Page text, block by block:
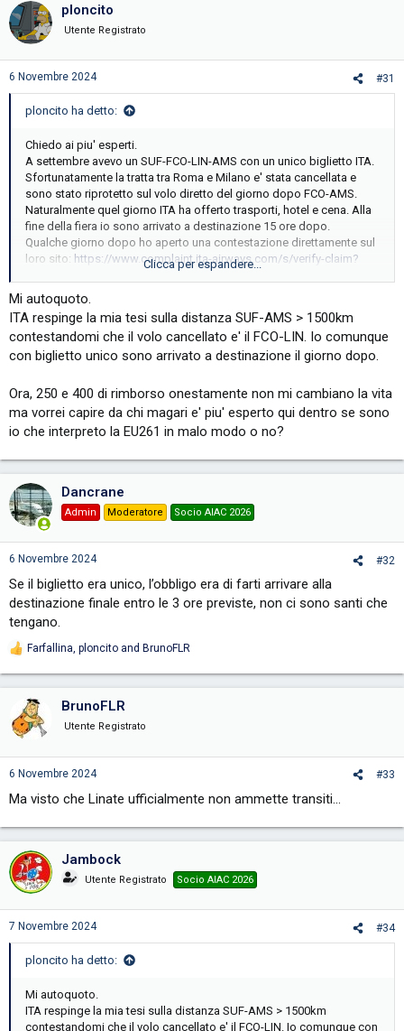
ploncito
Utente Registrato
6 Novembre 2024 #31
ploncito ha detto:
Chiedo ai piu' esperti.
A settembre avevo un SUF-FCO-LIN-AMS con un unico biglietto ITA.
Sfortunatamente la tratta tra Roma e Milano e' stata cancellata e
sono stato riprotetto sul volo diretto del giorno dopo FCO-AMS.
Naturalmente quel giorno ITA ha offerto trasporti, hotel e cena. Alla
fine della fiera io sono arrivato a destinazione 15 ore dopo.
Qualche giorno dopo ho aperto una contestazione direttamente sul
loro sito: https://www.complaint.ita-airways.com/s/verify-claim?
Mi hanno risposto in tempi molto rapidi via email offrendomi 250
euro. Ho gentilmente fatto presente che la distanza SUF-AMS e'
oltre 1500km e la normativa prevede 400 euro. Da allora silenzio
assoluto nonostante ogni 4/5 giorni mando una email per chiedere
E' passato quasi un mese e mezzo senza nessuna risposta. Mi
conviene aspettare oppure e' l'ora di ingaggiare
rimborsoalvolo/airhelp/ritardata partenza?
Clicca per espandere...
Mi autoquoto.
ITA respinge la mia tesi sulla distanza SUF-AMS > 1500km
contestandomi che il volo cancellato e' il FCO-LIN. Io comunque
con biglietto unico sono arrivato a destinazione il giorno dopo.
Ora, 250 e 400 di rimborso onestamente non mi cambiano la vita
ma vorrei capire da chi magari e' piu' esperto qui dentro se sono
io che interpreto la EU261 in malo modo o no?
Dancrane
Admin Moderatore Socio AIAC 2026
6 Novembre 2024 #32
Se il biglietto era unico, l’obbligo era di farti arrivare alla
destinazione finale entro le 3 ore previste, non ci sono santi che
tengano.
R
n
s
Farfallina, ploncito and BrunoFLR
BrunoFLR
Utente Registrato
6 Novembre 2024 #33
Ma visto che Linate ufficialmente non ammette transiti...
Jambock
Utente Registrato Socio AIAC 2026
7 Novembre 2024 #34
ploncito ha detto:
Mi autoquoto.
ITA respinge la mia tesi sulla distanza SUF-AMS > 1500km
contestandomi che il volo cancellato e' il FCO-LIN. Io comunque con